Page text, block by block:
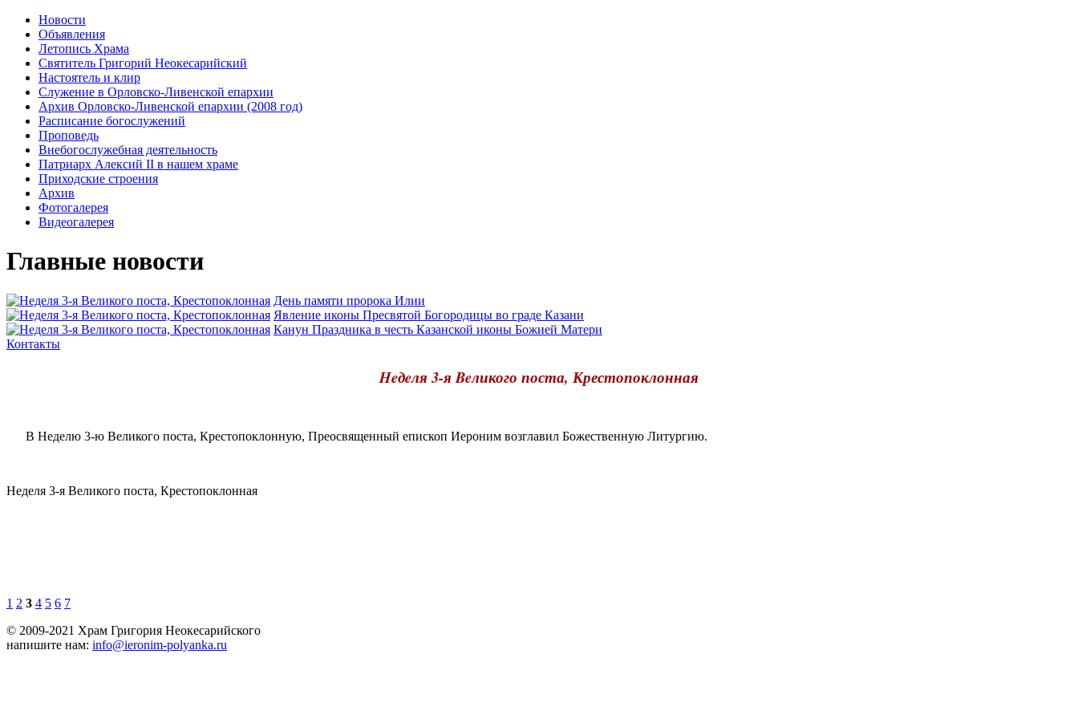
Новости
Объявления
Летопись Храма
Святитель Григорий Неокесарийский
Настоятель и клир
Служение в Орловско-Ливенской епархии
Архив Орловско-Ливенской епархии (2008 год)
Расписание богослужений
Проповедь
Внебогослужебная деятельность
Патриарх Алексий II в нашем храме
Приходские строения
Архив
Фотогалерея
Видеогалерея
Главные новости
День памяти пророка Илии
Явлeние иконы Пресвятой Богородицы во граде Казани
Канун Праздника в честь Казанской иконы Божией Матери
Контакты
Heдeля 3-я Beликого поста, Крестопоклонная
В Неделю 3-ю Великого поста, Крестопоклонную, Преосвященный епископ Иероним возглавил Божественную Литургию.
Heдeля 3-я Beликого поста, Крестопоклонная
1 2 3 4 5 6 7
© 2009-2021 Храм Григория Неокесарийского
напишите нам: info@ieronim-polyanka.ru